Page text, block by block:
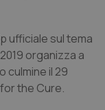
ufficiale sul tema
organizza a
culmine il 29
the Cure.